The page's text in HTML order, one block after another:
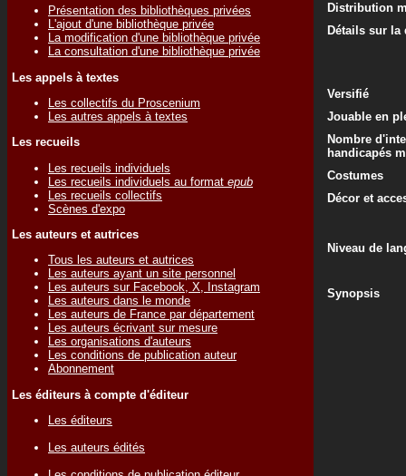
Présentation des bibliothèques privées
L'ajout d'une bibliothèque privée
La modification d'une bibliothèque privée
La consultation d'une bibliothèque privée
Les appels à textes
Les collectifs du Proscenium
Les autres appels à textes
Les recueils
Les recueils individuels
Les recueils individuels au format epub
Les recueils collectifs
Scènes d'expo
Les auteurs et autrices
Tous les auteurs et autrices
Les auteurs ayant un site personnel
Les auteurs sur Facebook, X, Instagram
Les auteurs dans le monde
Les auteurs de France par département
Les auteurs écrivant sur mesure
Les organisations d'auteurs
Les conditions de publication auteur
Abonnement
Les éditeurs à compte d'éditeur
Les éditeurs
Les auteurs édités
Distribution
Détails sur
Versifié
Jouable en
Nombre
handicapés
Costumes
Décor et
Niveau de
Synopsis